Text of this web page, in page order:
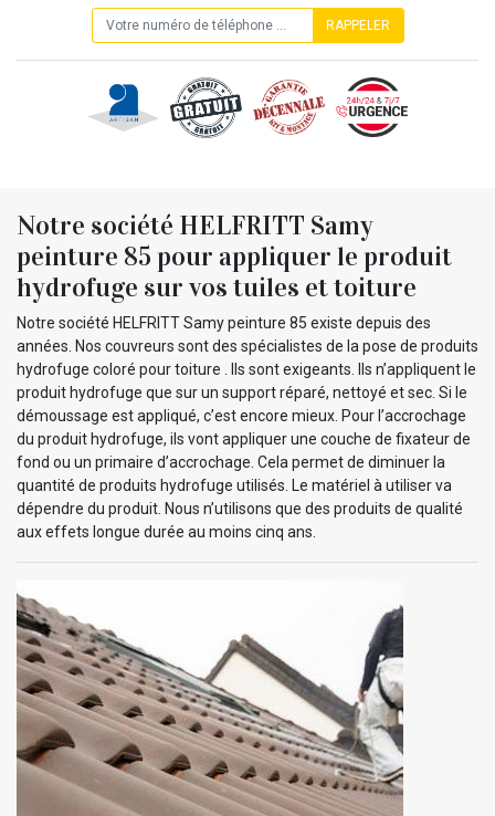
Notre société HELFRITT Samy
peinture 85 pour appliquer le produit
hydrofuge sur vos tuiles et toiture
Notre société HELFRITT Samy peinture 85 existe depuis des
années. Nos couvreurs sont des spécialistes de la pose de produits
hydrofuge coloré pour toiture . Ils sont exigeants. Ils n’appliquent le
produit hydrofuge que sur un support réparé, nettoyé et sec. Si le
démoussage est appliqué, c’est encore mieux. Pour l’accrochage
du produit hydrofuge, ils vont appliquer une couche de fixateur de
fond ou un primaire d’accrochage. Cela permet de diminuer la
quantité de produits hydrofuge utilisés. Le matériel à utiliser va
dépendre du produit. Nous n’utilisons que des produits de qualité
aux effets longue durée au moins cinq ans.